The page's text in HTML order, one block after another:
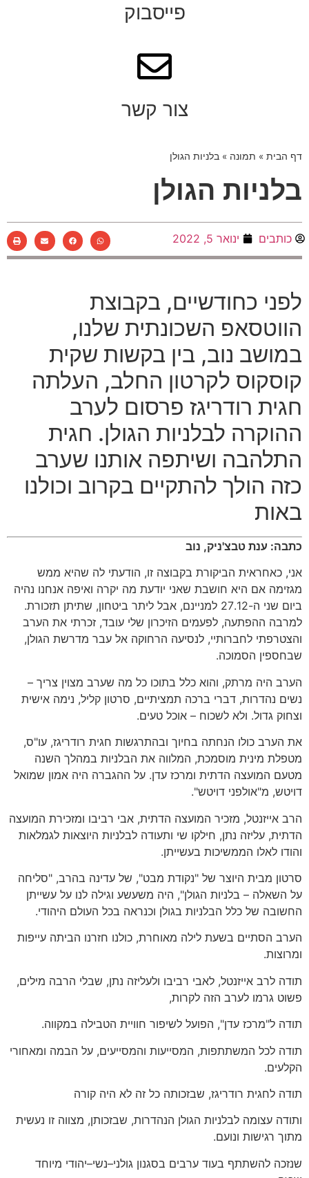
פייסבוק
צור קשר
דף הבית » תמונה » בלניות הגולן
בלניות הגולן
כותבים ינואר 5, 2022
לפני כחודשיים, בקבוצת
הווטסאפ השכונתית שלנו,
במושב נוב, בין בקשות שקית
קוסקוס לקרטון החלב, העלתה
חגית רודריגז פרסום לערב
ההוקרה לבלניות הגולן. חגית
התלהבה ושיתפה אותנו שערב
כזה הולך להתקיים בקרוב וכולנו
באות
כתבה: ענת טבצ'ניק, נוב
אני, כאחראית הביקורת בקבוצה זו, הודעתי לה שהיא ממש
מגזימה אם היא חושבת שאני יודעת מה יקרה ואיפה אנחנו נהיה
ביום שני ה-27.12 למניינם, אבל ליתר ביטחון, שתיתן תזכורת.
למרבה ההפתעה, לפעמים הזיכרון שלי עובד, זכרתי את הערב
והצטרפתי לחברותיי, לנסיעה הרחוקה אל עבר מדרשת הגולן,
שבחספין הסמוכה.
הערב היה מרתק, והוא כלל בתוכו כל מה שערב מצוין צריך –
נשים נהדרות, דברי ברכה תמציתיים, סרטון קליל, נימה אישית
וצחוק גדול. ולא לשכוח – אוכל טעים.
את הערב כולו הנחתה בחיוך ובהתרגשות חגית רודריגז, עו"ס,
מטפלת מינית מוסמכת, המלווה את הבלניות במהלך השנה
מטעם המועצה הדתית ומרכז עדן. על ההגברה היה אמון שמואל
דויטש, מ"אולפני דויטש".
הרב אייזנטל, מזכיר המועצה הדתית, אבי רביבו ומזכירת המועצה
הדתית, עליזה נתן, חילקו שי ותעודה לבלניות היוצאות לגמלאות
והודו לאלו הממשיכות בעשייתן.
סרטון מבית היוצר של "נקודת מבט", של עדינה בהרב, "סליחה
על השאלה – בלניות הגולן", היה משעשע וגילה לנו על עשייתן
החשובה של כלל הבלניות בגולן וכנראה בכל העולם היהודי.
הערב הסתיים בשעת לילה מאוחרת, כולנו חזרנו הביתה עייפות
ומרוצות.
תודה לרב אייזנטל, לאבי רביבו ולעליזה נתן, שבלי הרבה מילים,
פשוט גרמו לערב הזה לקרות,
תודה ל"מרכז עדן", הפועל לשיפור חוויית הטבילה במקווה.
תודה לכל המשתתפות, המסייעות והמסייעים, על הבמה ומאחורי
הקלעים.
תודה לחגית רודריגז, שבזכותה כל זה לא היה קורה
ותודה עצומה לבלניות הגולן הנהדרות, שבזכותן, מצווה זו נעשית
מתוך רגישות ונועם.
שנזכה להשתתף בעוד ערבים בסגנון גולני–נשי–יהודי מיוחד